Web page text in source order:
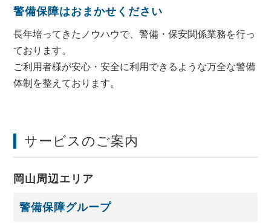
警備保障はおまかせください
長年培ってきたノウハウで、警備・保安関係業務を行っ
ております。
ご利用者様が安心・安全に利用できるような万全な警備
体制を整えております。
サービスのご案内
岡山周辺エリア
警備保障グループ